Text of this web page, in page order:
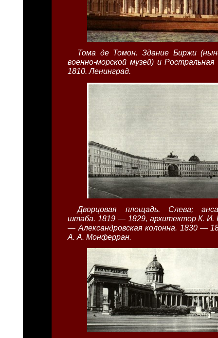
Тома де Томон. Здание Биржи
военно-морской музей) и
1810. Ленинград.
Дворцовая площадь. Слева;
штаба. 1819 — 1829, архитектор К. И.
— Александровская колонна. 1830 —
А. А. Монферран.